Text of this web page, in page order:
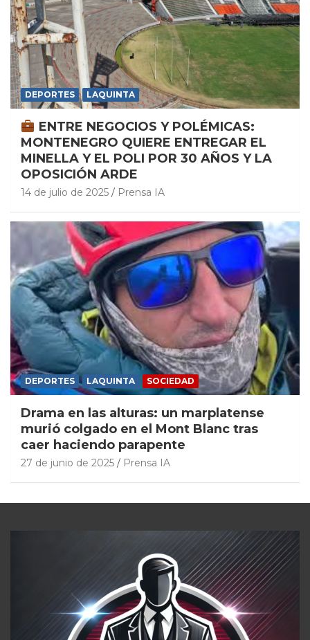
DEPORTES LAQUINTA
ENTRE NEGOCIOS Y POLÉMICAS:
MONTENEGRO QUIERE ENTREGAR EL
MINELLA Y EL POLI POR 30 AÑOS Y LA
OPOSICIÓN ARDE
14 de julio de 2025 Prensa IA
DEPORTES LAQUINTA SOCIEDAD
Drama en las alturas: un marplatense
murió colgado en el Mont Blanc tras
caer haciendo parapente
27 de junio de 2025 Prensa IA